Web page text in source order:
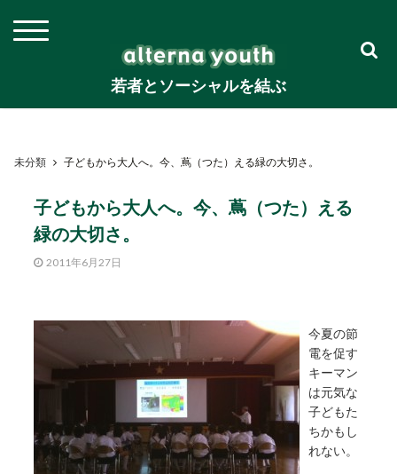
若者とソーシャルを結ぶ
未分類 子どもから大人へ。今、蔦（つた）える緑の大切さ。
子どもから大人へ。今、蔦（つた）える
緑の大切さ。
2011年6月27日
今夏の節
電を促す
キーマン
は元気な
子どもた
ちかもし
れない。